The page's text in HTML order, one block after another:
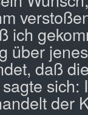
ich
über
daß
sich:
der